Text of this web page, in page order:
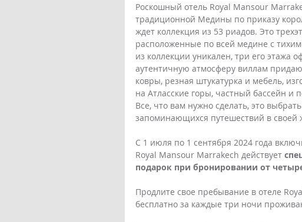
Роскошный отель Royal Mansour
традиционной Медины по приказу
ждет коллекция из 53 риадов. Это
расположенные по всей медине с
из коллекции уникален, три его этажа
аутентичную атмосферу виллам
ковры, резная штукатурка и мебель,
на Атласские горы, частный бассейн и
Все, что вам нужно сделать, это
запоминающихся путешествий в своей
С 1 июля по 1 сентября 2024 года
Royal Mansour Marrakech действует
подарок при бронировании от
Продлите свое пребывание в отеле
бесплатно за каждые три ночи